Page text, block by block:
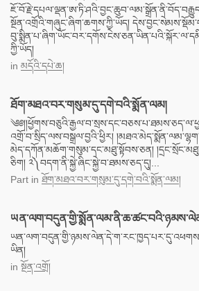
སྔོན་འགྲོའི་གཞུང་ཞིག་ཆགས་ཀྱི་ཡོད།
ཀྱི་ཡོད།
in མདོའི་དཔེ་ཆ།
ཐོག་མཐའ་བར་གསུམ་དུ་དགེ་བའི་སྨོན་ལམ།
འགྲོ་བ་སྲིད་ལས་བསྒྲལ་བྱའི་ཕྱིར།
མེད་དཀོན་མཆོག་གསུམ་དང་མཐུ་སྟོབས་ཅན།
ཅིག། ༢༽བདག་ནི་སྐྱེ་ཞིང་སྐྱེ་བ་ཐམས་ཅད་དུ།...
Part in ཐོག་མཐའ་བར་གསུམ་དུ་དགེ་བའི་སྨོན་ལམ།
ཡིན།
in སྔོན་འགྲོ།